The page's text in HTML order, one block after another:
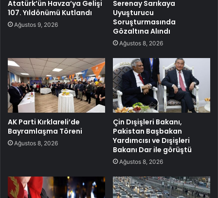
Atatürk’ün Havza’ya Gelişi
107. Yıldönümü Kutlandı
Ağustos 9, 2026
Serenay Sarıkaya
Uyuşturucu
Soruşturmasında
Gözaltına Alındı
Ağustos 8, 2026
AK Parti Kırklareli’de
Bayramlaşma Töreni
Ağustos 8, 2026
Çin Dışişleri Bakanı,
Pakistan Başbakan
Yardımcısı ve Dışişleri
Bakanı Dar ile görüştü
Ağustos 8, 2026